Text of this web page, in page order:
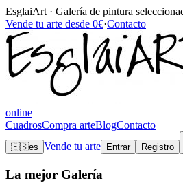
EsglaiArt · Galería de pintura
Vende tu arte desde 0€·Contacto
online
CuadrosCompra arteBlogContacto
🇪🇸es Vende tu arte Entrar Registro
La mejor Galería